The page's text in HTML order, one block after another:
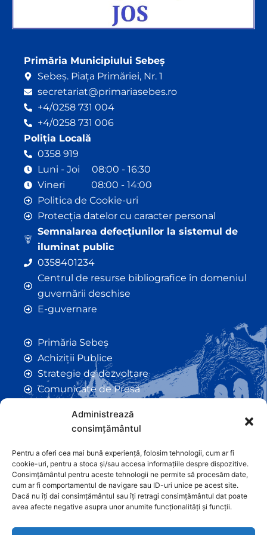
Administrează
consimțământul
Pentru a oferi cea mai bună experiență, folosim tehnologii, cum ar fi
cookie-uri, pentru a stoca și/sau accesa informațiile despre dispozitive.
Consimțământul pentru aceste tehnologii ne permite să procesăm date,
cum ar fi comportamentul de navigare sau ID-uri unice pe acest site.
Dacă nu îți dai consimțământul sau îți retragi consimțământul dat poate
avea afecte negative asupra unor anumite funcționalități și funcții.
Primăria Municipiului Sebeș
Sebeș. Piața Primăriei, Nr. 1
secretariat@primariasebes.ro
+4/0258 731 004
+4/0258 731 006
Poliția Locală
0358 919
Luni - Joi 08:00 - 16:30
Vineri 08:00 - 14:00
Politica de Cookie-uri
Protecția datelor cu caracter personal
Semnalarea defecțiunilor la sistemul de
iluminat public
0358401234
Centrul de resurse bibliografice în domeniul
guvernării deschise
E-guvernare
Primăria Sebeș
Achiziții Publice
Strategie de dezvoltare
Comunicate de Presă
Anunțuri
Hotarâri de Consiliu
Certificate de Urbanism
Autorizații de Construcții
Orașe Înfrățite
Contact